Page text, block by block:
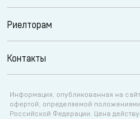
Риелторам
Контакты
Информация, опубликованная на
офертой, определяемой
Российской Федерации. Цена